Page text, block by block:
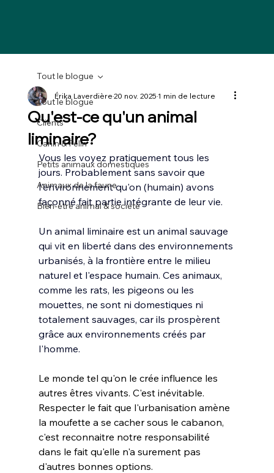
Tout le blogue
Clients
Canin & Félin
Petits animaux domestiques
Animaux de la faune
Bien-être animal & société
Tout le blogue
Qu'est-ce qu'un animal
liminaire?
Érika Laverdière20 nov. 20251 min de lecture
Vous les voyez pratiquement tous les
jours. Probablement sans savoir que
l'environnement qu'on (humain) avons
façonné fait partie intégrante de leur vie.
Un animal liminaire est un animal sauvage
qui vit en liberté dans des environnements
urbanisés, à la frontière entre le milieu
naturel et l'espace humain. Ces animaux,
comme les rats, les pigeons ou les
mouettes, ne sont ni domestiques ni
totalement sauvages, car ils prospèrent
grâce aux environnements créés par
l'homme.
Le monde tel qu'on le crée influence les
autres êtres vivants. C'est inévitable.
Respecter le fait que l'urbanisation amène
la moufette a se cacher sous le cabanon,
c'est reconnaitre notre responsabilité
dans le fait qu'elle n'a surement pas
d'autres bonnes options.